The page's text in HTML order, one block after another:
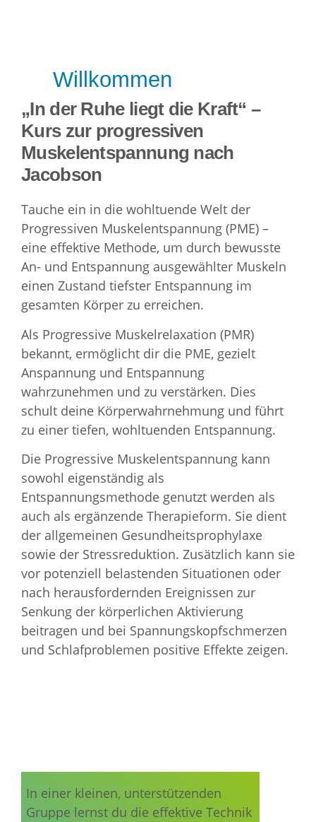
Willkommen
„In der Ruhe liegt die Kraft“ –
Kurs zur progressiven
Muskelentspannung nach
Jacobson
Tauche ein in die wohltuende Welt der
Progressiven Muskelentspannung (PME) –
eine effektive Methode, um durch bewusste
An- und Entspannung ausgewählter Muskeln
einen Zustand tiefster Entspannung im
gesamten Körper zu erreichen.
Als Progressive Muskelrelaxation (PMR)
bekannt, ermöglicht dir die PME, gezielt
Anspannung und Entspannung
wahrzunehmen und zu verstärken. Dies
schult deine Körperwahrnehmung und führt
zu einer tiefen, wohltuenden Entspannung.
Die Progressive Muskelentspannung kann
sowohl eigenständig als
Entspannungsmethode genutzt werden als
auch als ergänzende Therapieform. Sie dient
der allgemeinen Gesundheitsprophylaxe
sowie der Stressreduktion. Zusätzlich kann sie
vor potenziell belastenden Situationen oder
nach herausfordernden Ereignissen zur
Senkung der körperlichen Aktivierung
beitragen und bei Spannungskopfschmerzen
und Schlafproblemen positive Effekte zeigen.
In einer kleinen, unterstützenden
Gruppe lernst du die effektive Technik